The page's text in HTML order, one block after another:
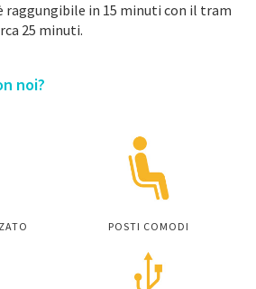
raggungibile in 15 minuti con il tram
25 minuti.
noi?
POSTI COMODI